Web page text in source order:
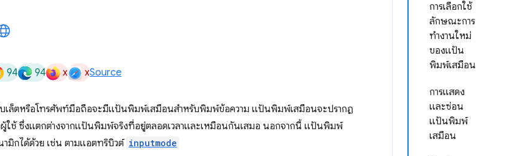
การเลือกใช้
ลักษณะการ
ทำงานใหม่
ของแป้น
พิมพ์เสมือน
การแสดง
และซ่อน
แป้นพิมพ์
เสมือน
94 94 x xSource
เล็ตหรือโทรศัพท์มือถือจะมีแป้นพิมพ์เสมือนสำหรับพิมพ์ข้อความ แป้นพิมพ์เสมือนจะปรากฏ
ผู้ใช้ ซึ่งแตกต่างจากแป้นพิมพ์จริงที่อยู่ตลอดเวลาและเหมือนกันเสมอ นอกจากนี้ แป้นพิมพ์
มิกได้ด้วย เช่น ตามแอตทริบิวต์ inputmode